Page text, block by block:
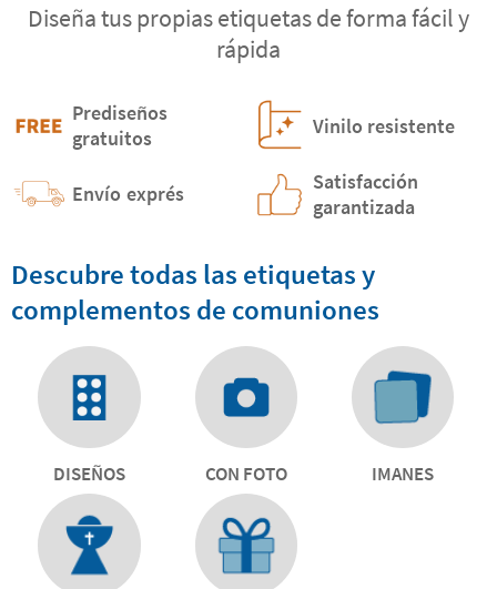
Diseña tus propias etiquetas de forma fácil y
rápida
Prediseños
gratuitos
Vinilo resistente
Envío exprés
Satisfacción
garantizada
Descubre todas las etiquetas y
complementos de comuniones
DISEÑOS CON FOTO IMANES